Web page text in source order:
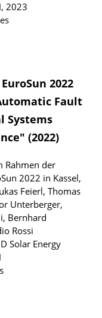
2023
2022
Fault
Systems
(2022)
Rahmen der
2022 in Kassel,
Feierl, Thomas
Unterberger,
Bernhard
Rossi
Solar Energy